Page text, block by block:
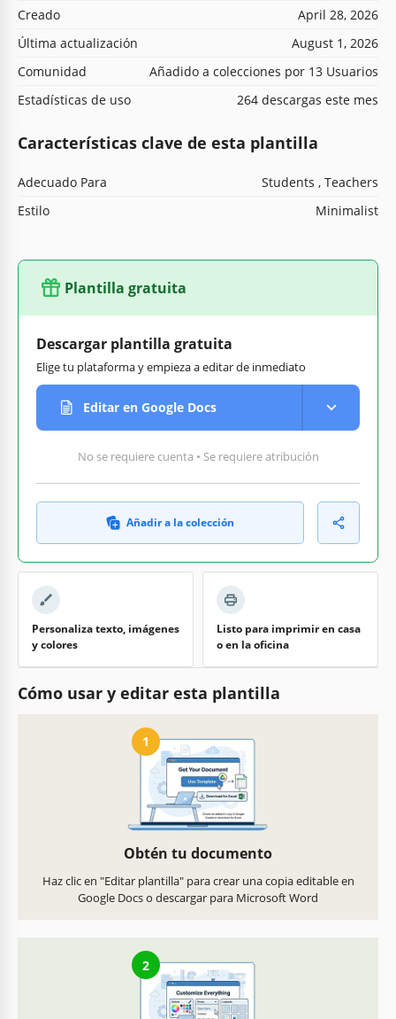
Creado
April 28, 2026
Última actualización
August 1, 2026
Comunidad
Añadido a colecciones por 13 Usuarios
Estadísticas de uso
264 descargas este mes
Características clave de esta plantilla
Adecuado Para
Students , Teachers
Estilo
Minimalist
Plantilla gratuita
Descargar plantilla gratuita
Elige tu plataforma y empieza a editar de inmediato
Editar en Google Docs
No se requiere cuenta • Se requiere atribución
Añadir a la colección
Personaliza texto, imágenes
y colores
Listo para imprimir en casa
o en la oficina
Cómo usar y editar esta plantilla
1
Obtén tu documento
Haz clic en "Editar plantilla" para crear una copia editable en
Google Docs o descargar para Microsoft Word
2